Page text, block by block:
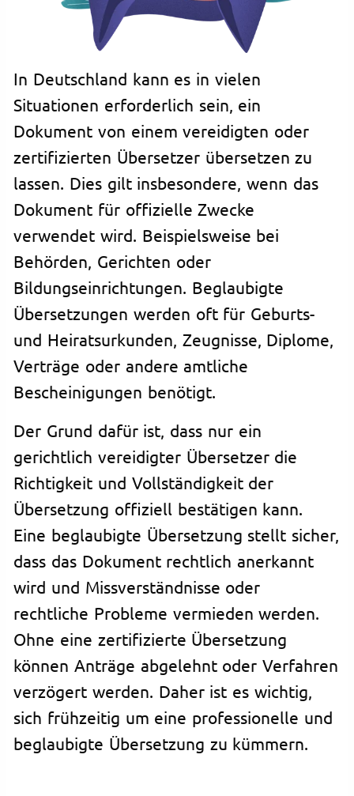
In Deutschland kann es in vielen
Situationen erforderlich sein, ein
Dokument von einem vereidigten oder
zertifizierten Übersetzer übersetzen zu
lassen. Dies gilt insbesondere, wenn das
Dokument für offizielle Zwecke
verwendet wird. Beispielsweise bei
Behörden, Gerichten oder
Bildungseinrichtungen. Beglaubigte
Übersetzungen werden oft für Geburts-
und Heiratsurkunden, Zeugnisse, Diplome,
Verträge oder andere amtliche
Bescheinigungen benötigt.
Der Grund dafür ist, dass nur ein
gerichtlich vereidigter Übersetzer die
Richtigkeit und Vollständigkeit der
Übersetzung offiziell bestätigen kann.
Eine beglaubigte Übersetzung stellt sicher,
dass das Dokument rechtlich anerkannt
wird und Missverständnisse oder
rechtliche Probleme vermieden werden.
Ohne eine zertifizierte Übersetzung
können Anträge abgelehnt oder Verfahren
verzögert werden. Daher ist es wichtig,
sich frühzeitig um eine professionelle und
beglaubigte Übersetzung zu kümmern.